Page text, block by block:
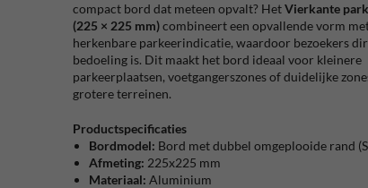
compact bord dat meteen opvalt? HetVierkante
(225 × 225 mm)combineert een opvallende vorm
herkenbare parkeerindicatie, waardoor bezoekers
bedoeling is. Dit maakt het bord ideaal voor kleinere
parkeerplaatsen, voetgangerszones of duidelijke
grotere terreinen.
Productspecificaties
Bordmodel: Bord met dubbel omgeplooide rand
Afmeting: 225x225 mm
Materiaal: Aluminium